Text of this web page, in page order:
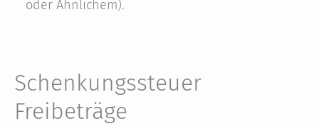
oder Ähnlichem).
Schenkungssteuer
Freibeträge